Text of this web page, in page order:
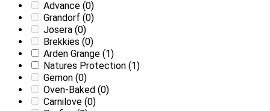
Advance (0)
Grandorf (0)
Josera (0)
Brekkies (0)
Arden Grange (1)
Natures Protection (1)
Gemon (0)
Oven-Baked (0)
Carnilove (0)